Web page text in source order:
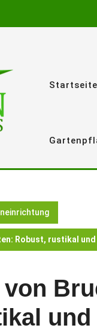
Startseite
Robust, rustikal
von